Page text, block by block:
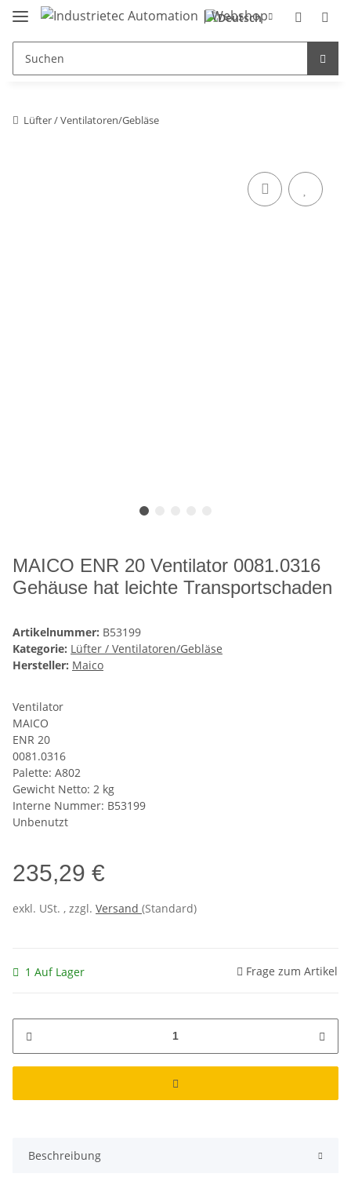
Lüfter / Ventilatoren/Gebläse
MAICO ENR 20 Ventilator 0081.0316
Gehäuse hat leichte Transportschaden
Artikelnummer: B53199
Kategorie: Lüfter / Ventilatoren/Gebläse
Hersteller: Maico
Ventilator
MAICO
ENR 20
0081.0316
Palette: A802
Gewicht Netto: 2 kg
Interne Nummer: B53199
Unbenutzt
235,29 €
exkl. USt. , zzgl. Versand (Standard)
1 Auf Lager Frage zum Artikel
Beschreibung